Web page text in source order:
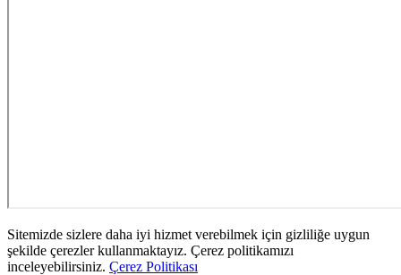
Sitemizde sizlere daha iyi hizmet verebilmek için gizliliğe uygun
şekilde çerezler kullanmaktayız. Çerez politikamızı
inceleyebilirsiniz. Çerez Politikası